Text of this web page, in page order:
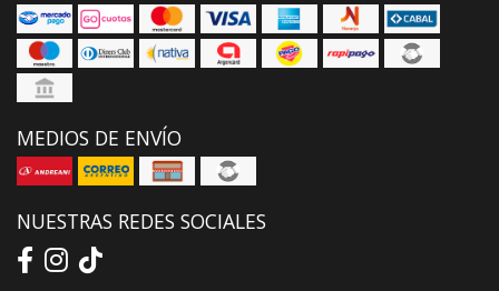
MEDIOS DE ENVÍO
NUESTRAS REDES SOCIALES